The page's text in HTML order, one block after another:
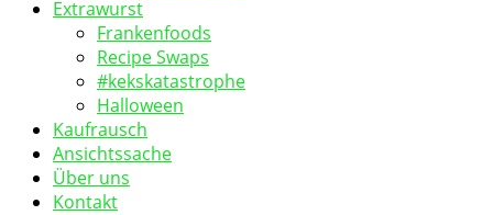
Extrawurst
Frankenfoods
Recipe Swaps
#kekskatastrophe
Halloween
Kaufrausch
Ansichtssache
Über uns
Kontakt